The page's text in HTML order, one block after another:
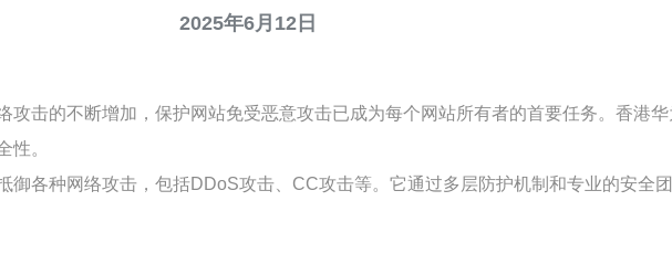
2025年6月12日
击的不断增加，保护网站免受恶意攻击已成为每个网站所有者的首要任务。香港
性。
各种网络攻击，包括DDoS攻击、CC攻击等。它通过多层防护机制和专业的安全